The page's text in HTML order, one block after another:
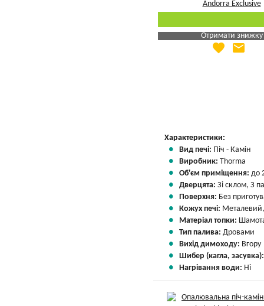
Отримати знижку
Яка Ваша ціна
favorite email
Характеристики:
Вид печі: Піч - Камін
Виробник: Thorma
Об'єм приміщення: до
Дверцята: Зі склом, З
Поверхня: Без
Кожух печі:
Матеріал топки:
Тип палива: Дровами
Вихід димоходу: Вгору
Шибер (кагла,
Нагрівання води: Ні